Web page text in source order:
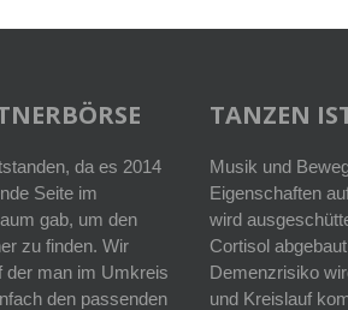
da es 2014
Seite im
gab, um den
zu finden. Wir
der man im Umkreis
den passenden
TANZEN
Musik und
Eigenschaften
wird
Cortisol
Demenzrisiko
und Kreislauf